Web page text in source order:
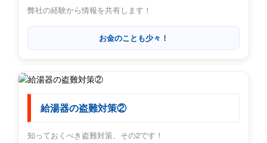
弊社の経験から情報を共有します！
お金のことも少々！
給湯器の盗難対策②
知っておくべき盗難対策、その2です！